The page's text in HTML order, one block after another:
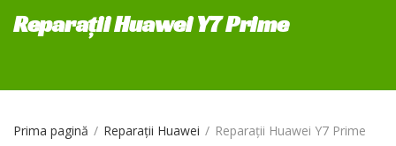
Reparații Huawei Y7 Prime
Prima pagină / Reparații Huawei / Reparații Huawei Y7 Prime